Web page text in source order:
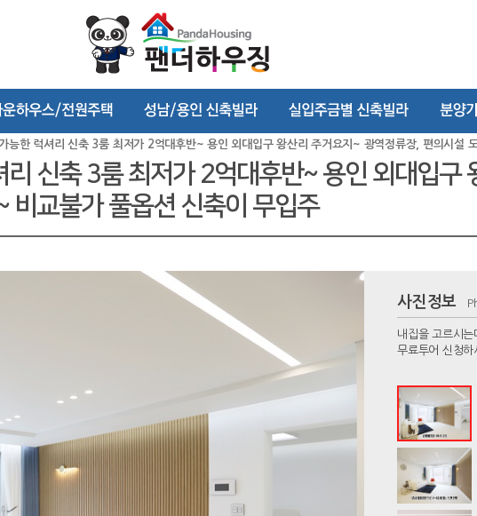
신축 3룸 최저가 2억대후반~ 용인 외대입구
비교불가 풀옵션 신축이 무입주
능한 럭셔리 신축 3룸 최저가 2억대후반~ 용인 외대입구 왕산리 주거요지~ 광역정류장, 편의시설
사진정보
내집을 고르시는
무료투어 신청하